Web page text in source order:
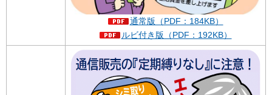
通常版（PDF：184KB）
ルビ付き版（PDF：192KB）